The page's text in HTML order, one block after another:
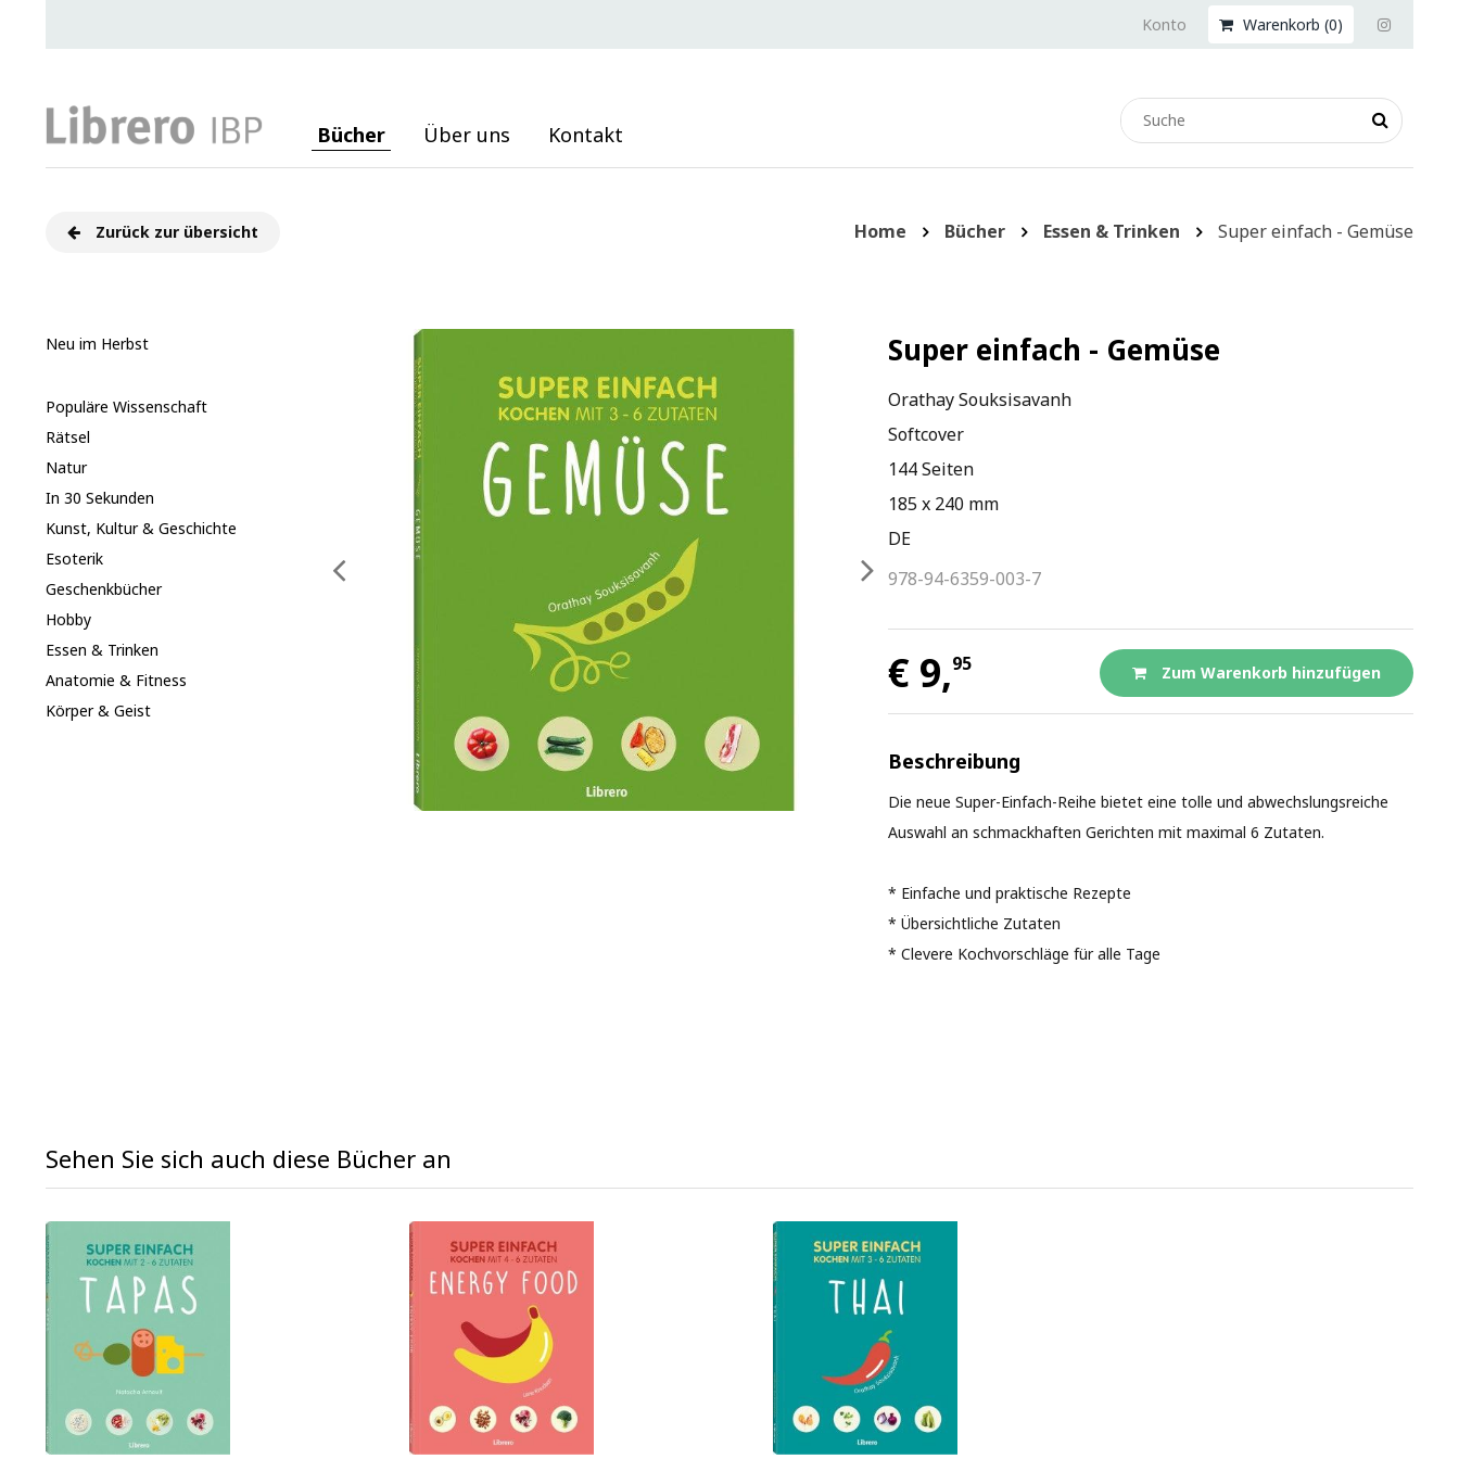
Konto Warenkorb (0)
Bücher Über uns Kontakt
Zurück zur übersicht Home Bücher Essen & Trinken Super einfach - Gemüse
Neu im Herbst
Populäre Wissenschaft
Rätsel
Natur
In 30 Sekunden
Kunst, Kultur & Geschichte
Esoterik
Geschenkbücher
Hobby
Essen & Trinken
Anatomie & Fitness
Körper & Geist
Super einfach - Gemüse
Orathay Souksisavanh
Softcover
144 Seiten
185 x 240 mm
DE
978-94-6359-003-7
€ 9,95 Zum Warenkorb hinzufügen
Beschreibung
Die neue Super-Einfach-Reihe bietet eine tolle und abwechslungsreiche
Auswahl an schmackhaften Gerichten mit maximal 6 Zutaten.
* Einfache und praktische Rezepte
* Übersichtliche Zutaten
* Clevere Kochvorschläge für alle Tage
Sehen Sie sich auch diese Bücher an